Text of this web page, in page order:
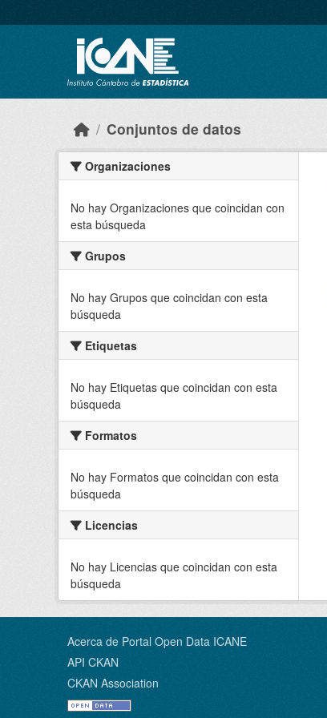
Conjuntos de datos
Organizaciones
No hay Organizaciones que coincidan con
esta búsqueda
Grupos
No hay Grupos que coincidan con esta
búsqueda
Etiquetas
No hay Etiquetas que coincidan con esta
búsqueda
Formatos
No hay Formatos que coincidan con esta
búsqueda
Licencias
No hay Licencias que coincidan con esta
búsqueda
Acerca de Portal Open Data ICANE
API CKAN
CKAN Association